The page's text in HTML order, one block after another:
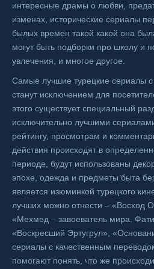
интересные драмы о любви,
изменах, исторические сериалы
былых времен такой какой она
могут быть подборки про школу и
увлечения, и многое другое.
Самые лучшие турецкие сериалы с
станут исключением для
этого существует специальный
исключительно лучшими
рейтингу, просмотрам и
действия происходят в
периоде, будут использованы
эпохе, одежда и предметы быта
является изюминкой турецкого
лучших можно отнести – «Восход
«Мехмед – завоеватель мира.
«Воскресший Эртугрул»,
сериалы с качественным
помогают понять, что же